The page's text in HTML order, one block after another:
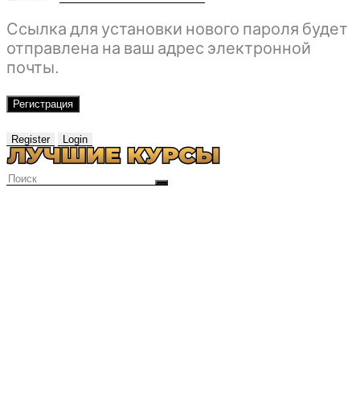
Ссылка для установки нового пароля будет
отправлена ​​на ваш адрес электронной
почты.
Регистрация
Register Login